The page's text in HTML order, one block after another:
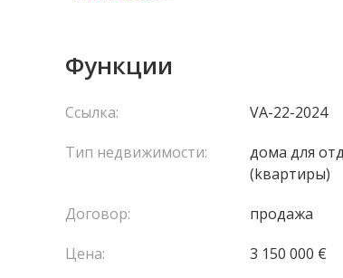
Функции
Ссылка:
VA-22-2024
Тип недвижимости:
домa для
(kвартиры)
Договор:
продажа
Цена:
3 150 000 €